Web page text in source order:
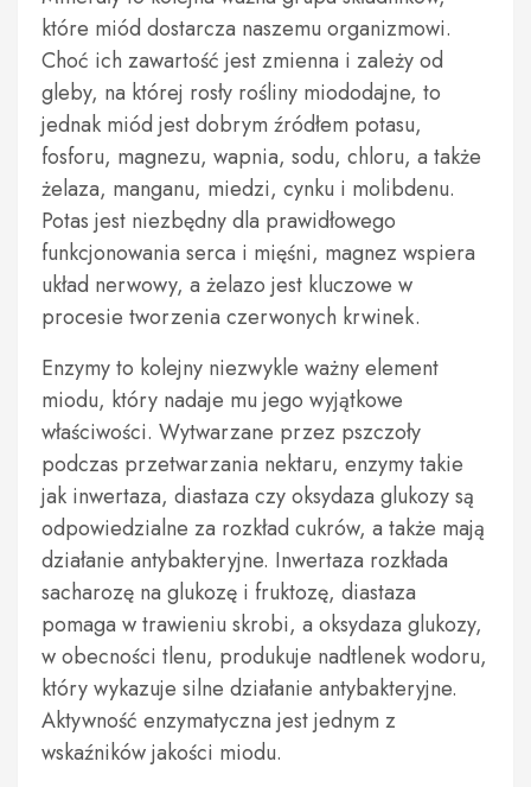
które miód dostarcza naszemu organizmowi.
Choć ich zawartość jest zmienna i zależy od
gleby, na której rosły rośliny miododajne, to
jednak miód jest dobrym źródłem potasu,
fosforu, magnezu, wapnia, sodu, chloru, a także
żelaza, manganu, miedzi, cynku i molibdenu.
Potas jest niezbędny dla prawidłowego
funkcjonowania serca i mięśni, magnez wspiera
układ nerwowy, a żelazo jest kluczowe w
procesie tworzenia czerwonych krwinek.
Enzymy to kolejny niezwykle ważny element
miodu, który nadaje mu jego wyjątkowe
właściwości. Wytwarzane przez pszczoły
podczas przetwarzania nektaru, enzymy takie
jak inwertaza, diastaza czy oksydaza glukozy są
odpowiedzialne za rozkład cukrów, a także mają
działanie antybakteryjne. Inwertaza rozkłada
sacharozę na glukozę i fruktozę, diastaza
pomaga w trawieniu skrobi, a oksydaza glukozy,
w obecności tlenu, produkuje nadtlenek wodoru,
który wykazuje silne działanie antybakteryjne.
Aktywność enzymatyczna jest jednym z
wskaźników jakości miodu.